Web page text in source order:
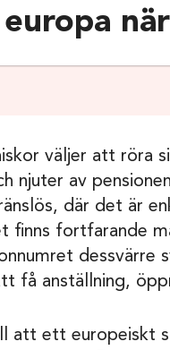
väljer att röra
njuter av
där det är
finns fortfarande
dessvärre
få anställning,
att ett europeiskt